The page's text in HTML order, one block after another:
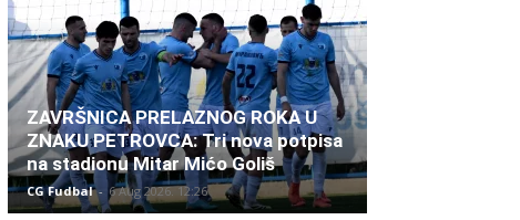
ZAVRŠNICA PRELAZNOG ROKA U
ZNAKU PETROVCA: Tri nova potpisa
na stadionu Mitar Mićo Goliš
CG Fudbal - 6 Aug 2026. 12:26